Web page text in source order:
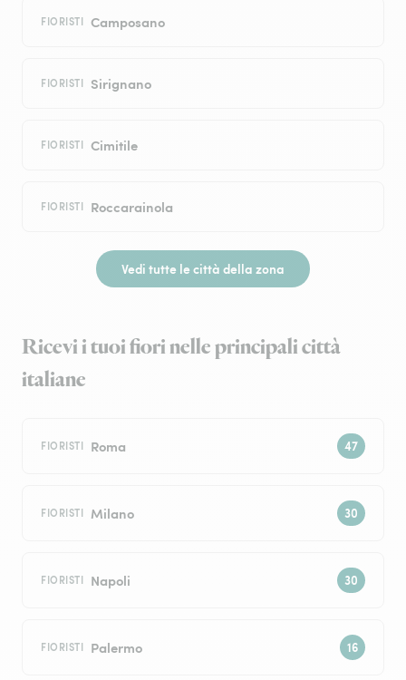
FIORISTI Camposano
FIORISTI Sirignano
FIORISTI Cimitile
FIORISTI Roccarainola
Vedi tutte le città della zona
Ricevi i tuoi fiori nelle principali città
italiane
FIORISTI Roma
FIORISTI Milano
FIORISTI Napoli
FIORISTI Palermo